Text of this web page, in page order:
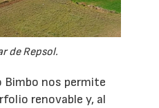
de Repsol.
Bimbo nos permite
renovable y, al